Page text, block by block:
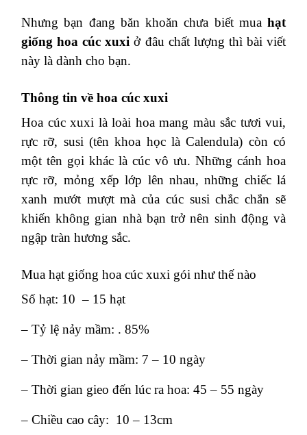
Nhưng bạn đang băn khoăn chưa biết mua hạt
giống hoa cúc xuxi ở đâu chất lượng thì bài viết
này là dành cho bạn.
Thông tin về hoa cúc xuxi
Hoa cúc xuxi là loài hoa mang màu sắc tươi vui,
rực rỡ, susi (tên khoa học là Calendula) còn có
một tên gọi khác là cúc vô ưu. Những cánh hoa
rực rỡ, mỏng xếp lớp lên nhau, những chiếc lá
xanh mướt mượt mà của cúc susi chắc chắn sẽ
khiến không gian nhà bạn trở nên sinh động và
ngập tràn hương sắc.
Mua hạt giống hoa cúc xuxi gói như thế nào
Số hạt: 10 – 15 hạt
– Tỷ lệ nảy mầm: . 85%
– Thời gian nảy mầm: 7 – 10 ngày
– Thời gian gieo đến lúc ra hoa: 45 – 55 ngày
– Chiều cao cây: 10 – 13cm